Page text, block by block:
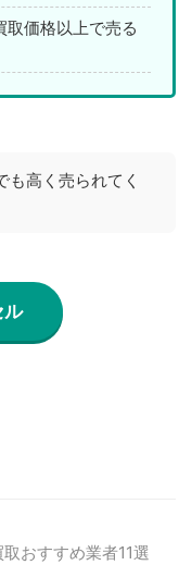
取価格以上で売る
も高く売られてく
ル
取おすすめ業者11選